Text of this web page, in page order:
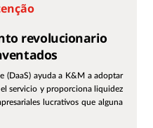
revolucionario
(DaaS) ayuda a K&M a adoptar
servicio y proporciona liquidez
lucrativos que alguna